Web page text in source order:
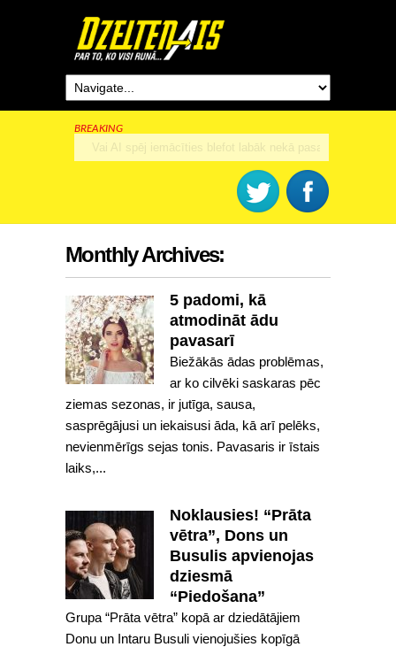
BREAKING
Rīga šogad svinēs 825. dzimšanas dienu
Monthly Archives:
5 padomi, kā
atmodināt ādu
pavasarī
Biežākās ādas problēmas,
ar ko cilvēki saskaras pēc
ziemas sezonas, ir jutīga, sausa,
sasprēgājusi un iekaisusi āda, kā arī pelēks,
nevienmērīgs sejas tonis. Pavasaris ir īstais
laiks,...
Noklausies! “Prāta
vētra”, Dons un
Busulis apvienojas
dziesmā
“Piedošana”
Grupa “Prāta vētra” kopā ar dziedātājiem
Donu un Intaru Busuli vienojušies kopīgā